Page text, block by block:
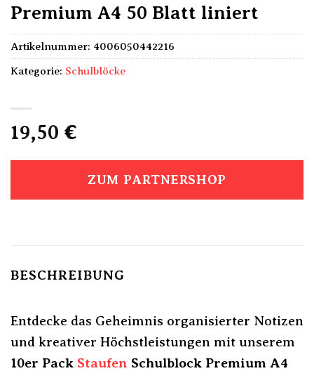
Premium A4 50 Blatt liniert
19,50 €
ZUM PARTNERSHOP
Artikelnummer: 4006050442216
Kategorie: Schulblöcke
BESCHREIBUNG
Entdecke das Geheimnis organisierter Notizen
und kreativer Höchstleistungen mit unserem
10er Pack Staufen Schulblock Premium A4